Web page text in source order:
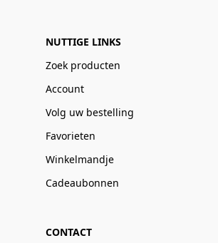
NUTTIGE LINKS
Zoek producten
Account
Volg uw bestelling
Favorieten
Winkelmandje
Cadeaubonnen
CONTACT